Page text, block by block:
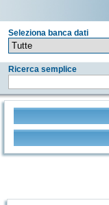
Seleziona banca dati
Ricerca semplice